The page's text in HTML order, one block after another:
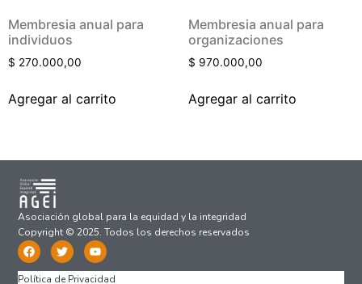
Membresia anual para
individuos
$ 270.000,00
Agregar al carrito
Membresia anual para
organizaciones
$ 970.000,00
Agregar al carrito
Asociación global para la equidad y la integridad
Copyright © 2025. Todos los derechos reservados
Política de Privacidad